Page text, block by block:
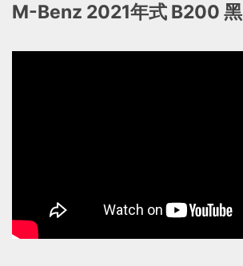
M-Benz 2021年式 B200 黑